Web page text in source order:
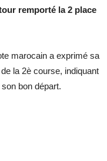
remporté la 2 place
marocain a exprimé sa
la 2è course, indiquant
bon départ.